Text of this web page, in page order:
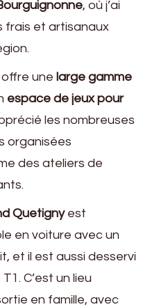
, où j’ai
frais et artisanaux
une large gamme
espace de jeux pour
les nombreuses
organisées
des ateliers de
Quetignyest
en voiture avec un
et il est aussi desservi
C’est un lieu
en famille, avec